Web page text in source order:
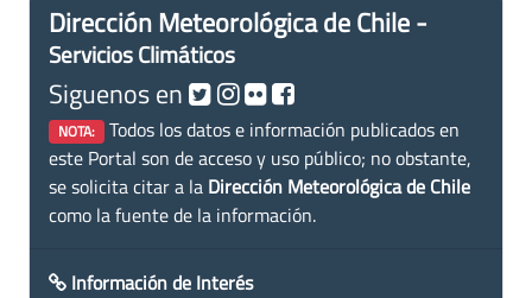
Dirección Meteorológica de Chile -
Servicios Climáticos
Siguenos en
NOTA: Todos los datos e información publicados en
este Portal son de acceso y uso público; no obstante,
se solicita citar a la Dirección Meteorológica de Chile
como la fuente de la información.
Información de Interés